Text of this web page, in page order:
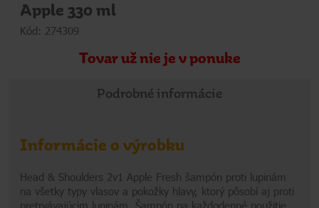
Apple 330 ml
Kód: 274309
Tovar už nie je v ponuke
Podrobné informácie
Informácie o výrobku
Head & Shoulders 2v1 Apple Fresh šampón proti lupinám
na všetky typy vlasov a pokožky hlavy, ktorý pôsobí aj proti
pretrvávajúcim lupinám. Šampón na každodenné použitie